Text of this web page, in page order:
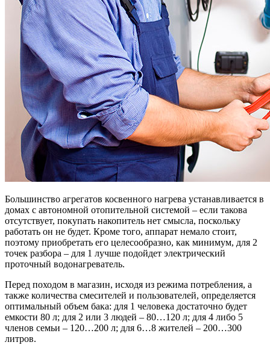
Большинство агрегатов косвенного нагрева устанавливается в
домах с автономной отопительной системой – если такова
отсутствует, покупать накопитель нет смысла, поскольку
работать он не будет. Кроме того, аппарат немало стоит,
поэтому приобретать его целесообразно, как минимум, для 2
точек разбора – для 1 лучше подойдет электрический
проточный водонагреватель.
Перед походом в магазин, исходя из режима потребления, а
также количества смесителей и пользователей, определяется
оптимальный объем бака: для 1 человека достаточно будет
емкости 80 л; для 2 или 3 людей – 80…120 л; для 4 либо 5
членов семьи – 120…200 л; для 6…8 жителей – 200…300
литров.